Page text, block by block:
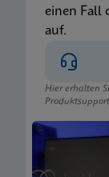
einen Fall
auf.
Hier erhalten